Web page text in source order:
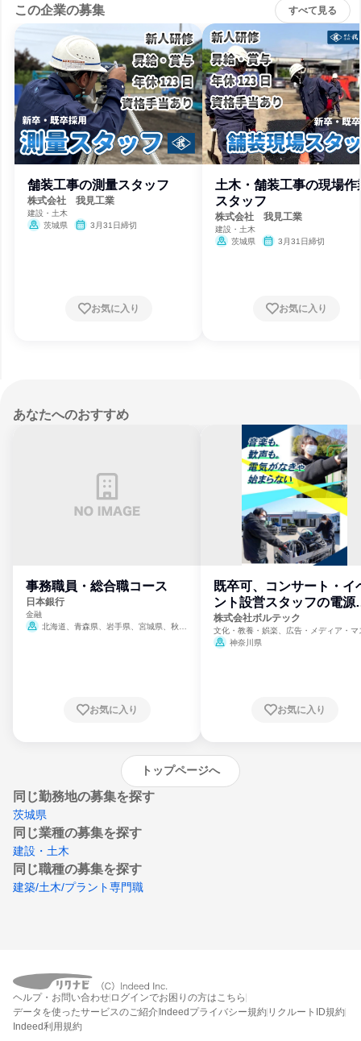
この企業の募集 すべて見る
舗装工事の測量スタッフ
株式会社 我見工業
建設・土木
茨城県
3月31日締切
お気に入り
土木・舗装工事の現場作
スタッフ
株式会社 我見工業
建設・土木
茨城県
3月31日締切
お気に入り
あなたへのおすすめ
事務職員・総合職コース
日本銀行
金融
北海道、青森県、岩手県、宮城県、秋田
崎県、熊本県、大分県、宮崎県、鹿児島県、
お気に入り
既卒可、コンサート・イ
ント設営スタッフの電源
門
株式会社ボルテック
文化・教養・娯楽、広告・メディア・マ
ミ、電力・ガス・水道・エネルギー
神奈川県
お気に入り
トップページへ
同じ勤務地の募集を探す
茨城県
同じ業種の募集を探す
建設・土木
同じ職種の募集を探す
建築/土木/プラント専門職
ヘルプ・お問い合わせ ログインでお困りの方はこちら
データを使ったサービスのご紹介Indeedプライバシー規約 リクルートID規約
Indeed利用規約